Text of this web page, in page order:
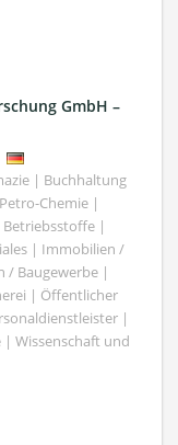
GmbH –
| Buchhaltung
Chemie |
Betriebsstoffe |
| Immobilien /
/ Baugewerbe |
| Öffentlicher
|
Wissenschaft und